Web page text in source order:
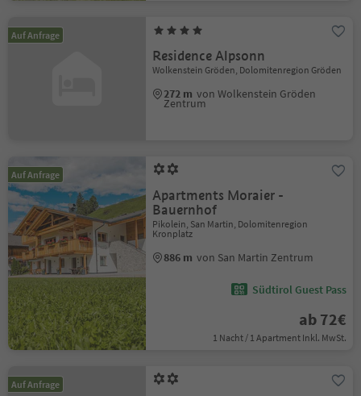
Auf Anfrage
Residence Alpsonn
Wolkenstein Gröden, Dolomitenregion Gröden
272 m von Wolkenstein Gröden
Zentrum
Auf Anfrage
Apartments Moraier -
Bauernhof
Pikolein, San Martin, Dolomitenregion
Kronplatz
886 m von San Martin Zentrum
Südtirol Guest Pass
ab 72€
1 Nacht / 1 Apartment Inkl. MwSt.
Auf Anfrage